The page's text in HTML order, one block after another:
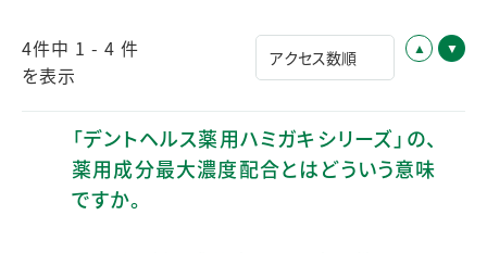
4件中 1 - 4 件
を表示
「デントヘルス薬用ハミガキシリーズ」の、
薬用成分最大濃度配合とはどういう意味
ですか。